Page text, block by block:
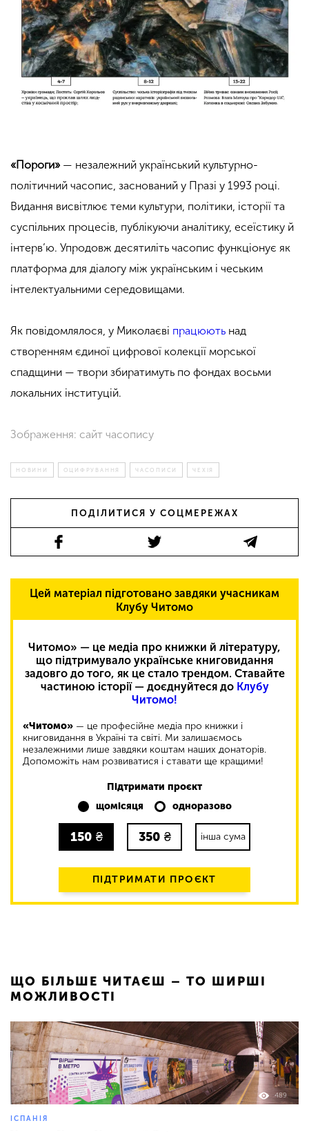
«Пороги»— незалежний український культурно-
політичний часопис, заснований у Празі у 1993 році.
Видання висвітлює теми культури, політики, історії та
суспільних процесів, публікуючи аналітику, есеїстику й
інтерв’ю. Упродовж десятиліть часопис функціонує як
платформа для діалогу між українським і чеським
інтелектуальними середовищами.
Як повідомлялося, у Миколаєві працюють над
створенням єдиної цифрової колекції морської
спадщини — твори збиратимуть по фондах восьми
локальних інституцій.
Зображення: сайт часопису
НОВИНИ ОЦИФРУВАННЯ ЧАСОПИСИ ЧЕХІЯ
ПОДІЛИТИСЯ У СОЦМЕРЕЖАХ
Цей матеріал підготовано завдяки учасникам
Клубу Читомо
Читомо» — це медіа про книжки й літературу,
що підтримувало українське книговидання
задовго до того, як це стало трендом. Ставайте
частиною історії — доєднуйтеся до Клубу
Читомо!
«Читомо» — це професійне медіа про книжки і
книговидання в Україні та світі. Ми залишаємось
незалежними лише завдяки коштам наших донаторів.
Допоможіть нам розвиватися і ставати ще кращими!
Підтримати проєкт
щомісяця
одноразово
150 ₴ 350 ₴ інша сума
ПІДТРИМАТИ ПРОЄКТ
ЩО БІЛЬШЕ ЧИТАЄШ – ТО ШИРШІ
МОЖЛИВОСТІ
489
ІСПАНІЯ